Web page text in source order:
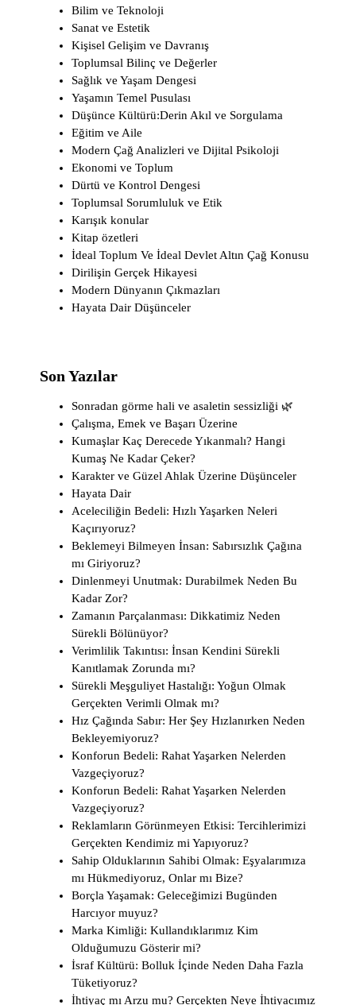
Bilim ve Teknoloji
Sanat ve Estetik
Kişisel Gelişim ve Davranış
Toplumsal Bilinç ve Değerler
Sağlık ve Yaşam Dengesi
Yaşamın Temel Pusulası
Düşünce Kültürü:Derin Akıl ve Sorgulama
Eğitim ve Aile
Modern Çağ Analizleri ve Dijital Psikoloji
Ekonomi ve Toplum
Dürtü ve Kontrol Dengesi
Toplumsal Sorumluluk ve Etik
Karışık konular
Kitap özetleri
İdeal Toplum Ve İdeal Devlet Altın Çağ Konusu
Dirilişin Gerçek Hikayesi
Modern Dünyanın Çıkmazları
Hayata Dair Düşünceler
Son Yazılar
Sonradan görme hali ve asaletin sessizliği 🌿
Çalışma, Emek ve Başarı Üzerine
Kumaşlar Kaç Derecede Yıkanmalı? Hangi
Kumaş Ne Kadar Çeker?
Karakter ve Güzel Ahlak Üzerine Düşünceler
Hayata Dair
Aceleciliğin Bedeli: Hızlı Yaşarken Neleri
Kaçırıyoruz?
Beklemeyi Bilmeyen İnsan: Sabırsızlık Çağına
mı Giriyoruz?
Dinlenmeyi Unutmak: Durabilmek Neden Bu
Kadar Zor?
Zamanın Parçalanması: Dikkatimiz Neden
Sürekli Bölünüyor?
Verimlilik Takıntısı: İnsan Kendini Sürekli
Kanıtlamak Zorunda mı?
Sürekli Meşguliyet Hastalığı: Yoğun Olmak
Gerçekten Verimli Olmak mı?
Hız Çağında Sabır: Her Şey Hızlanırken Neden
Bekleyemiyoruz?
Konforun Bedeli: Rahat Yaşarken Nelerden
Vazgeçiyoruz?
Konforun Bedeli: Rahat Yaşarken Nelerden
Vazgeçiyoruz?
Reklamların Görünmeyen Etkisi: Tercihlerimizi
Gerçekten Kendimiz mi Yapıyoruz?
Sahip Olduklarının Sahibi Olmak: Eşyalarımıza
mı Hükmediyoruz, Onlar mı Bize?
Borçla Yaşamak: Geleceğimizi Bugünden
Harcıyor muyuz?
Marka Kimliği: Kullandıklarımız Kim
Olduğumuzu Gösterir mi?
İsraf Kültürü: Bolluk İçinde Neden Daha Fazla
Tüketiyoruz?
İhtiyaç mı Arzu mu? Gerçekten Neye İhtiyacımız